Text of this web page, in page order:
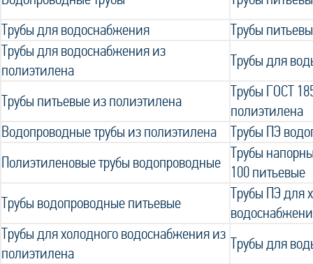
Трубы для водоснабжения
Трубы
Трубы для водоснабжения из
полиэтилена
Трубы для
Трубы питьевые из полиэтилена
Трубы ГОСТ
полиэтилена
Водопроводные трубы из полиэтилена
Трубы ПЭ
Полиэтиленовые трубы водопроводные
Трубы
100 питьевые
Трубы водопроводные питьевые
Трубы ПЭ для
Трубы для холодного водоснабжения из
полиэтилена
Трубы для